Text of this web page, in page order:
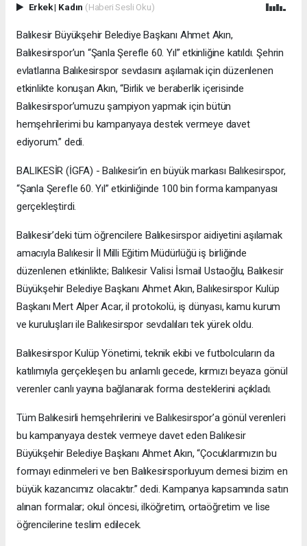
Erkek| Kadın (Haberi Sesli Oku)
Balıkesir Büyükşehir Belediye Başkanı Ahmet Akın,
Balıkesirspor’un “Şanla Şerefle 60. Yıl” etkinliğine katıldı. Şehrin
evlatlarına Balıkesirspor sevdasını aşılamak için düzenlenen
etkinlikte konuşan Akın, “Birlik ve beraberlik içerisinde
Balıkesirspor’umuzu şampiyon yapmak için bütün
hemşehrilerimi bu kampanyaya destek vermeye davet
ediyorum.” dedi.
BALIKESİR (İGFA) - Balıkesir’in en büyük markası Balıkesirspor,
“Şanla Şerefle 60. Yıl” etkinliğinde 100 bin forma kampanyası
gerçekleştirdi.
Balıkesir’deki tüm öğrencilere Balıkesirspor aidiyetini aşılamak
amacıyla Balıkesir İl Milli Eğitim Müdürlüğü iş birliğinde
düzenlenen etkinlikte; Balıkesir Valisi İsmail Ustaoğlu, Balıkesir
Büyükşehir Belediye Başkanı Ahmet Akın, Balıkesirspor Kulüp
Başkanı Mert Alper Acar, il protokolü, iş dünyası, kamu kurum
ve kuruluşları ile Balıkesirspor sevdalıları tek yürek oldu.
Balıkesirspor Kulüp Yönetimi, teknik ekibi ve futbolcuların da
katılımıyla gerçekleşen bu anlamlı gecede, kırmızı beyaza gönül
verenler canlı yayına bağlanarak forma desteklerini açıkladı.
Tüm Balıkesirli hemşehrilerini ve Balıkesirspor’a gönül verenleri
bu kampanyaya destek vermeye davet eden Balıkesir
Büyükşehir Belediye Başkanı Ahmet Akın, “Çocuklarımızın bu
formayı edinmeleri ve ben Balıkesirsporluyum demesi bizim en
büyük kazancımız olacaktır.” dedi. Kampanya kapsamında satın
alınan formalar; okul öncesi, ilköğretim, ortaöğretim ve lise
öğrencilerine teslim edilecek.